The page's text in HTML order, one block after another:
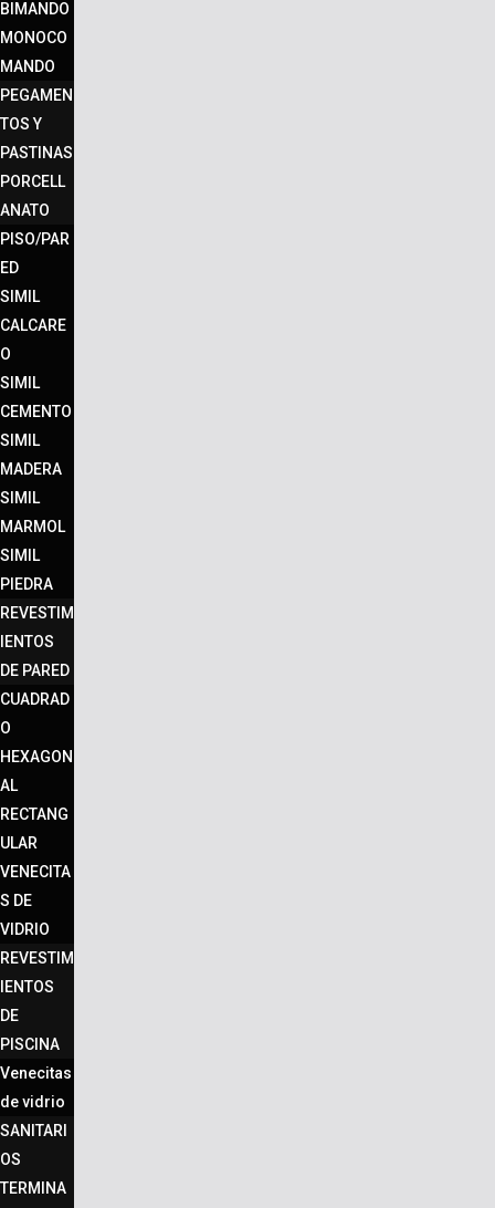
BIMANDO
MONOCO
MANDO
PEGAMEN
TOS Y
PASTINAS
PORCELL
ANATO
PISO/PAR
ED
SIMIL
CALCARE
O
SIMIL
CEMENTO
SIMIL
MADERA
SIMIL
MARMOL
SIMIL
PIEDRA
REVESTIM
IENTOS
DE PARED
CUADRAD
O
HEXAGON
AL
RECTANG
ULAR
VENECITA
S DE
VIDRIO
REVESTIM
IENTOS
DE
PISCINA
Venecitas
de vidrio
SANITARI
OS
TERMINA